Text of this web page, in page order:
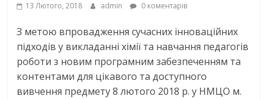
13 Лютого, 2018 admin 0 коментарів
З метою впровадження сучасних інноваційних
підходів у викладанні хімії та навчання педагогів
роботи з новим програмним забезпеченням та
контентами для цікавого та доступного
вивчення предмету 8 лютого 2018 р. у НМЦО м.